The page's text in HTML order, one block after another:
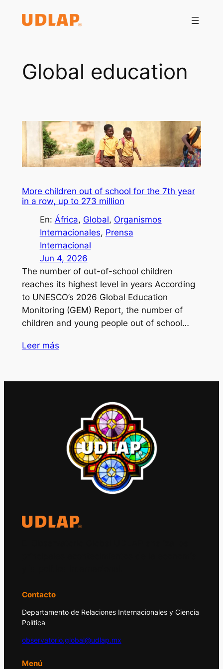
Global education
More children out of school for the 7th year
in a row, up to 273 million
En: África, Global, Organismos
Internacionales, Prensa
Internacional
Jun 4, 2026
The number of out-of-school children
reaches its highest level in years According
to UNESCO’s 2026 Global Education
Monitoring (GEM) Report, the number of
children and young people out of school…
Leer más
Contacto
Departamento de Relaciones Internacionales y Ciencia
Política
observatorio.global@udlap.mx
Menú